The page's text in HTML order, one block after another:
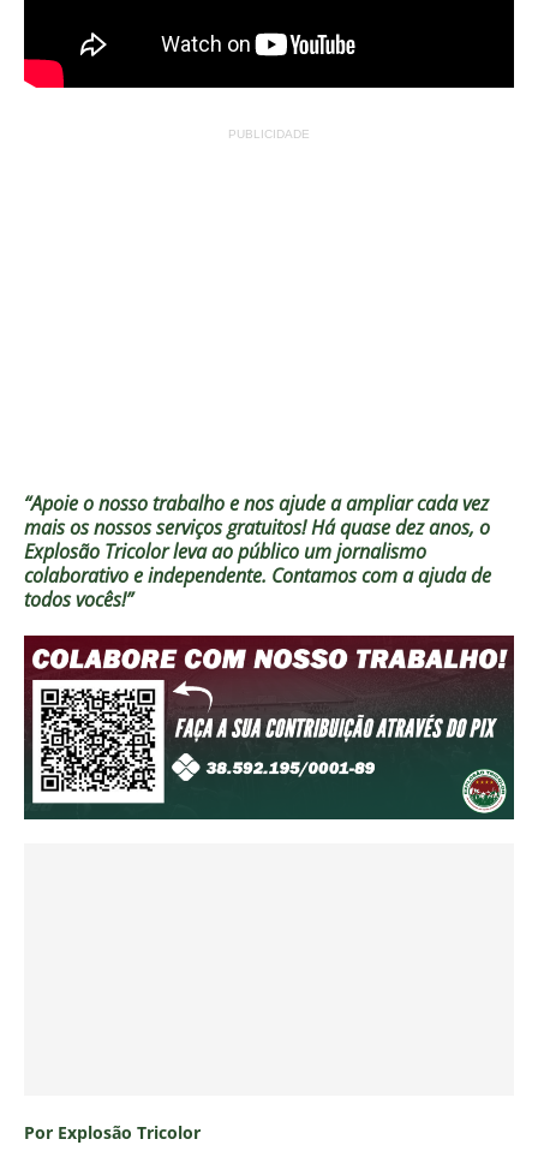
PUBLICIDADE
“Apoie o nosso trabalho e nos ajude a ampliar cada vez
mais os nossos serviços gratuitos!Há quase dez anos, o
Explosão Tricolor leva ao público um jornalismo
colaborativo e independente. Contamos com a ajuda de
todos vocês!”
Por Explosão Tricolor